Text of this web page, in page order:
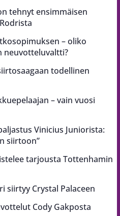
tehnyt ensimmäisen
– oliko
neuvotteluvaltti?
todellinen
– vain vuosi
Vinicius Juniorista:
siirtoon”
tarjousta Tottenhamin
siirtyy Crystal Palaceen
Cody Gakposta